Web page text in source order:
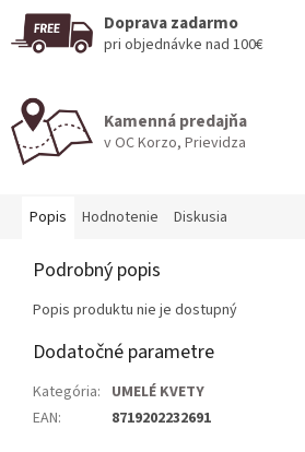
Doprava zadarmo
pri objednávke nad 100€
Kamenná predajňa
v OC Korzo, Prievidza
Popis Hodnotenie Diskusia
Podrobný popis
Popis produktu nie je dostupný
Dodatočné parametre
Kategória: UMELÉ KVETY
EAN: 8719202232691